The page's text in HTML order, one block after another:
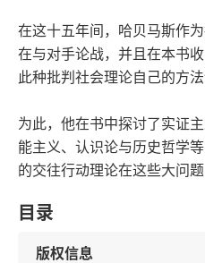
在这十五年间，哈贝马斯作
在与对手论战，并且在本书
此种批判社会理论自己的方法
为此，他在书中探讨了实证
能主义、认识论与历史哲学
的交往行动理论在这些大问题
目录
版权信息